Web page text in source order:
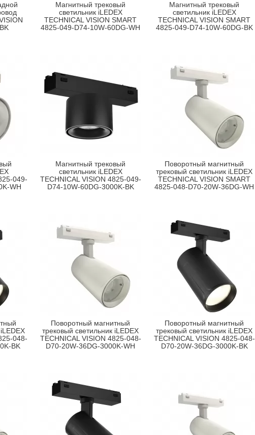
Магнитный трековый
светильник iLEDEX
TECHNICAL VISION SMART
4825-049-D74-10W-60DG-WH
Магнитный трековый
светильник iLEDEX
TECHNICAL VISION SMART
4825-049-D74-10W-60DG-BK
049-
WH
Магнитный трековый
светильник iLEDEX
TECHNICAL VISION 4825-049-
D74-10W-60DG-3000K-BK
Поворотный магнитный
трековый светильник iLEDEX
TECHNICAL VISION SMART
4825-048-D70-20W-36DG-WH
048-
BK
Поворотный магнитный
трековый светильник iLEDEX
TECHNICAL VISION 4825-048-
D70-20W-36DG-3000K-WH
Поворотный магнитный
трековый светильник iLEDEX
TECHNICAL VISION 4825-048-
D70-20W-36DG-3000K-BK